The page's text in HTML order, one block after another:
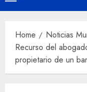
Home
Noticias
Recurso del
propietario de un